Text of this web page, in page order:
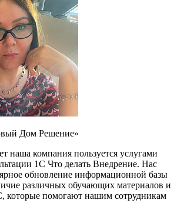
Дом Решение»
наша компания пользуется услугами
1С Что делать Внедрение. Нас
обновление информационной базы
различных обучающих материалов и
которые помогают нашим сотрудникам